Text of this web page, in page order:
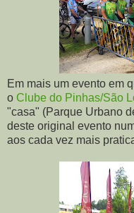
Em mais um evento em
o Clube do Pinhas/São
"casa" (Parque Urbano
deste original evento
aos cada vez mais